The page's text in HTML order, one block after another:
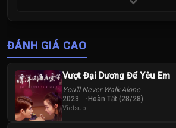
ĐÁNH GIÁ CAO
Vượt Đại Dương Để Yêu Em
You'll Never Walk Alone
2023 Hoàn Tất (28/28)
Vietsub